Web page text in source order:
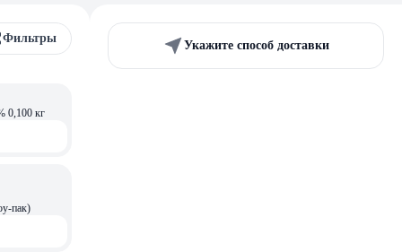
Фильтры
0,100 кг
пак)
Укажите способ доставки